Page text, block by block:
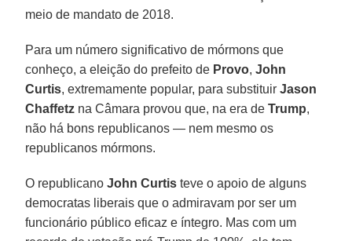
meio de mandato de 2018.
Para um número significativo de mórmons que
conheço, a eleição do prefeito de Provo,John
Curtis, extremamente popular, para substituirJason
Chaffetz na Câmara provou que, na era deTrump,
não há bons republicanos — nem mesmo os
republicanos mórmons.
O republicanoJohn Curtis teve o apoio de alguns
democratas liberais que o admiravam por ser um
funcionário público eficaz e íntegro. Mas com um